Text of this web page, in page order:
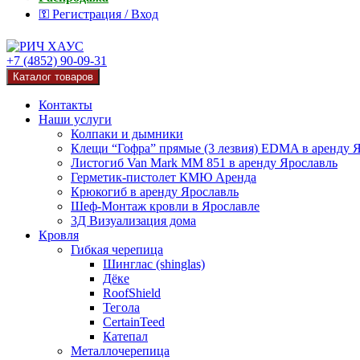
⚿ Регистрация / Вход
+7 (4852) 90-09-31
Каталог товаров
Контакты
Наши услуги
Колпаки и дымники
Клещи “Гофра” прямые (3 лезвия) EDMA в аренду
Листогиб Van Mark MM 851 в аренду Ярославль
Герметик-пистолет КМЮ Аренда
Крюкогиб в аренду Ярославль
Шеф-Монтаж кровли в Ярославле
3Д Визуализация дома
Кровля
Гибкая черепица
Шинглас (shinglas)
Дёке
RoofShield
Тегола
CertainTeed
Катепал
Металлочерепица